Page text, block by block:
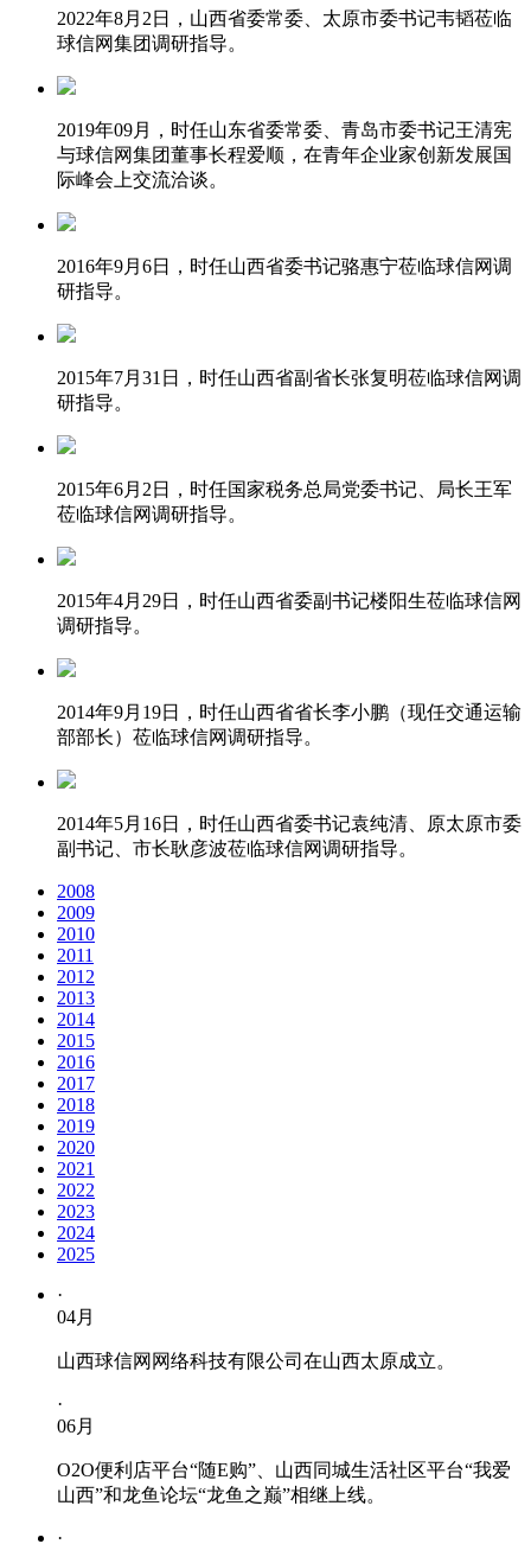
2022年8月2日，山西省委常委、太原市委书记韦韬莅临
球信网集团调研指导。
2019年09月，时任山东省委常委、青岛市委书记王清宪
与球信网集团董事长程爱顺，在青年企业家创新发展国
际峰会上交流洽谈。
2016年9月6日，时任山西省委书记骆惠宁莅临球信网调
研指导。
2015年7月31日，时任山西省副省长张复明莅临球信网调
研指导。
2015年6月2日，时任国家税务总局党委书记、局长王军
莅临球信网调研指导。
2015年4月29日，时任山西省委副书记楼阳生莅临球信网
调研指导。
2014年9月19日，时任山西省省长李小鹏（现任交通运输
部部长）莅临球信网调研指导。
2014年5月16日，时任山西省委书记袁纯清、原太原市委
副书记、市长耿彦波莅临球信网调研指导。
2008
2009
2010
2011
2012
2013
2014
2015
2016
2017
2018
2019
2020
2021
2022
2023
2024
2025
·
04月
山西球信网网络科技有限公司在山西太原成立。
·
06月
O2O便利店平台“随E购”、山西同城生活社区平台“我爱
山西”和龙鱼论坛“龙鱼之巅”相继上线。
·